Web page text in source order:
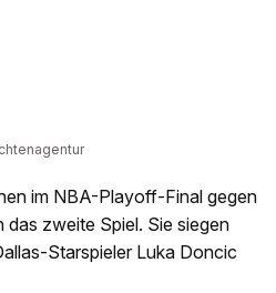
im NBA-Playoff-Final gegen
zweite Spiel. Sie siegen
Starspieler Luka Doncic